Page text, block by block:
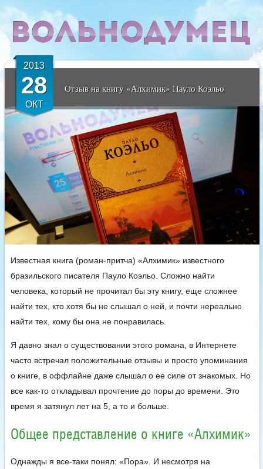
2013
28
ОКТ
Отзыв на книгу «Алхимик» Пауло Коэльо
Известная книга (роман-притча) «Алхимик» известного
бразильского писателя Пауло Коэльо. Сложно найти
человека, который не прочитал бы эту книгу, еще сложнее
найти тех, кто хотя бы не слышал о ней, и почти нереально
найти тех, кому бы она не понравилась.
Я давно знал о существовании этого романа, в Интернете
часто встречал положительные отзывы и просто упоминания
о книге, в оффлайне даже слышал о ее силе от знакомых. Но
все как-то откладывал прочтение до поры до времени. Это
время я затянул лет на 5, а то и больше.
Общее представление о книге «Алхимик»
Однажды я все-таки понял: «Пора». И несмотря на